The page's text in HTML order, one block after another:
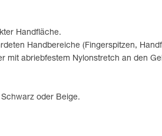
Handfläche.
Handbereiche (Fingerspitzen,
mit abriebfestem Nylonstretch an den
oder Beige.